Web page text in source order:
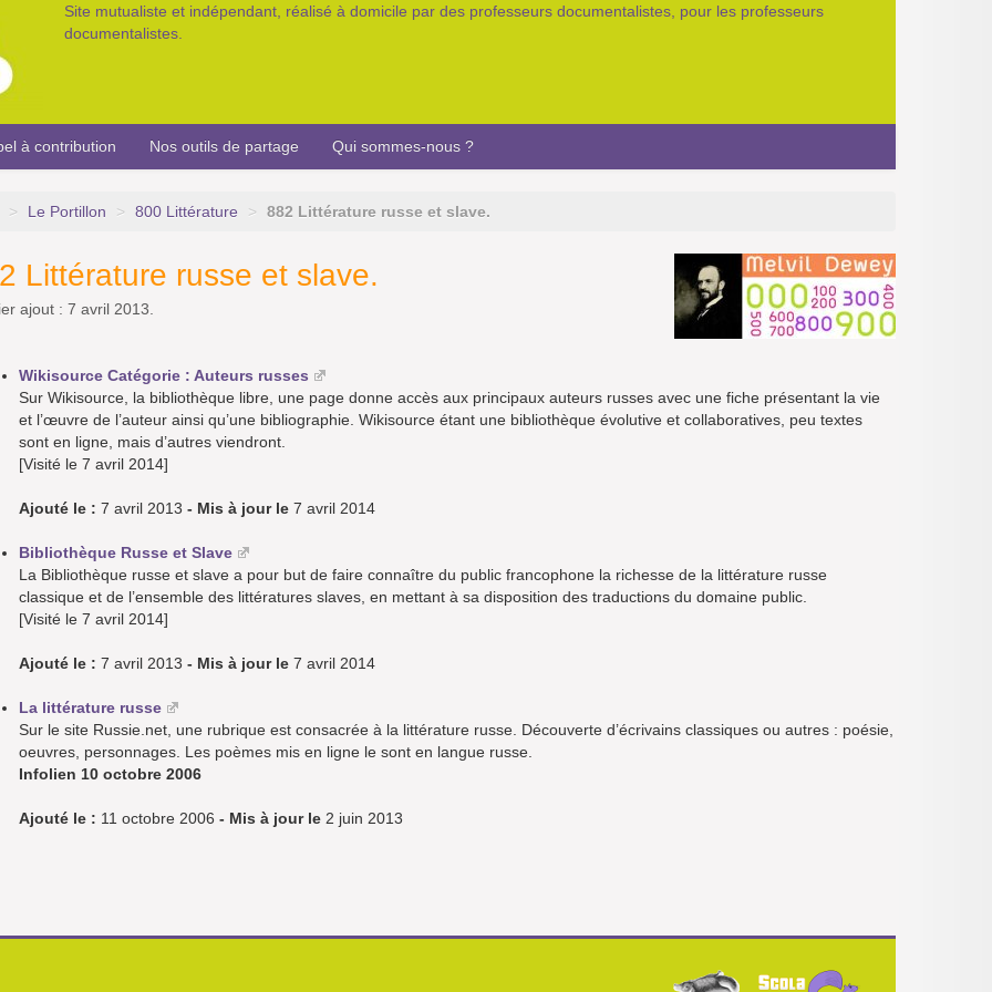
Site mutualiste et indépendant, réalisé à domicile par des professeurs documentalistes, pour les professeurs
documentalistes.
à contribution Nos outils de partage Qui sommes-nous ?
> Le Portillon > 800 Littérature > 882 Littérature russe et slave.
Littérature russe et slave.
ajout : 7 avril 2013.
Wikisource Catégorie : Auteurs russes
Sur Wikisource, la bibliothèque libre, une page donne accès aux principaux auteurs russes avec une fiche présentant la vie
et l’œuvre de l’auteur ainsi qu’une bibliographie. Wikisource étant une bibliothèque évolutive et collaboratives, peu textes
sont en ligne, mais d’autres viendront.
[Visité le 7 avril 2014]
Ajouté le : 7 avril 2013 - Mis à jour le 7 avril 2014
Bibliothèque Russe et Slave
La Bibliothèque russe et slave a pour but de faire connaître du public francophone la richesse de la littérature russe
classique et de l’ensemble des littératures slaves, en mettant à sa disposition des traductions du domaine public.
[Visité le 7 avril 2014]
Ajouté le : 7 avril 2013 - Mis à jour le 7 avril 2014
La littérature russe
Sur le site Russie.net, une rubrique est consacrée à la littérature russe. Découverte d’écrivains classiques ou autres : poésie,
oeuvres, personnages. Les poèmes mis en ligne le sont en langue russe.
Infolien 10 octobre 2006
Ajouté le : 11 octobre 2006 - Mis à jour le 2 juin 2013